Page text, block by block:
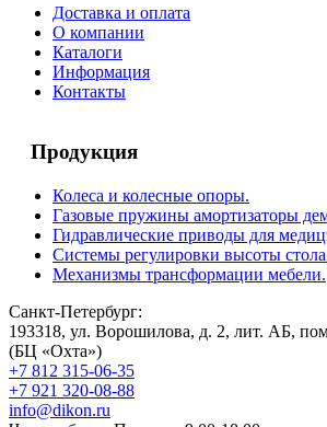
Доставка и оплата
О компании
Каталоги
Информация
Контакты
Продукция
Колеса и колесные опоры.
Газовые пружины амортизаторы
Гидравлические приводы для
Системы регулировки высоты
Механизмы трансформации мебели.
Санкт-Петербург:
193318, ул. Ворошилова, д. 2, лит. АБ,
(БЦ «Охта»)
+7 812 315-06-35
+7 921 320-08-88
info@dikon.ru